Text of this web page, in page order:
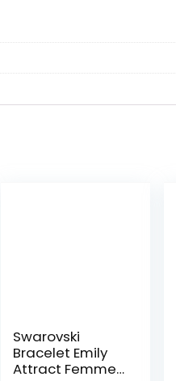
Swarovski
Bracelet Emily
Attract Femme,